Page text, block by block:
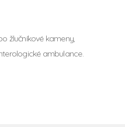
žlučníkové kameny,
ambulance.